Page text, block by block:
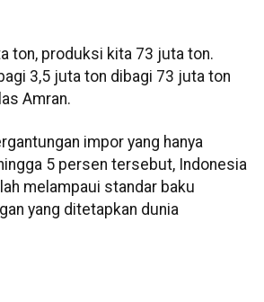
ton, produksi kita 73 juta ton.
3,5 juta ton dibagi 73 juta ton
Amran.
impor yang hanya
5 persen tersebut, Indonesia
melampaui standar baku
yang ditetapkan dunia